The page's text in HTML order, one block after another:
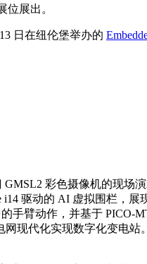
位展出。
日在纽伦堡举办的
彩色摄像机的现场
驱动的 AI 虚拟围栏，
臂动作，并基于 PICO-
现代化实现数字化变电站